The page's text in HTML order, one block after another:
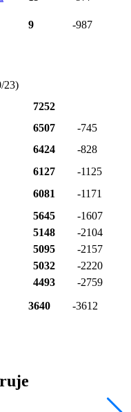
9 -987
23)
7252
6507
-745
6424
-828
6127
-1125
6081
-1171
5645
-1607
5148
-2104
5095
-2157
5032
-2220
4493
-2759
3640 -3612